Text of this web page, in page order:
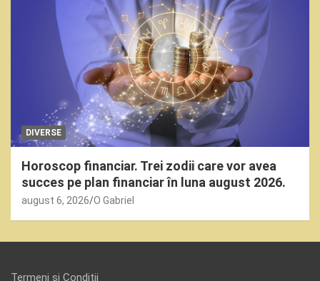
DIVERSE
Horoscop financiar. Trei zodii care vor avea
succes pe plan financiar în luna august 2026.
august 6, 2026 O Gabriel
Termeni și Condiții